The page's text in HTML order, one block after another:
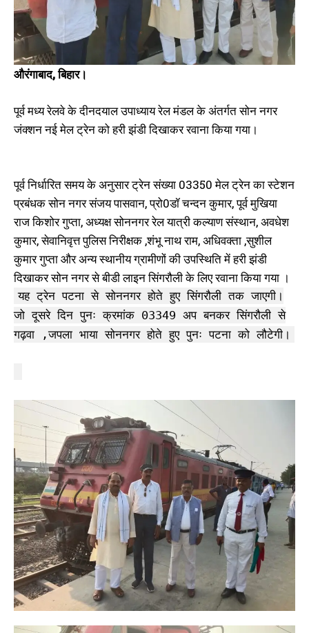
भारत ट्रेन की सौगात, सांसद और
विधायक ने हरि झंडी दिखाकर किया
रवाना
September 23, 2024
In "औरंगाबाद"
शुरू तो सांसद और विधायक करेंगे
आंदोलन
September 24, 2024
In "औरंगाबाद"
आरोप
February 12, 2023
In "औरंगाबाद"
औरंगाबाद, बिहार।
पूर्व मध्य रेलवे के दीनदयाल उपाध्याय रेल मंडल के अंतर्गत सोन नगर
जंक्शन नई मेल ट्रेन को हरी झंडी दिखाकर रवाना किया गया।
पूर्व निर्धारित समय के अनुसार ट्रेन संख्या 03350 मेल ट्रेन का स्टेशन
प्रबंधक सोन नगर संजय पासवान, प्रो0डॉ चन्दन कुमार, पूर्व मुखिया
राज किशोर गुप्ता, अध्यक्ष सोननगर रेल यात्री कल्याण संस्थान, अवधेश
कुमार, सेवानिवृत्त पुलिस निरीक्षक ,शंभू नाथ राम, अधिवक्ता ,सुशील
कुमार गुप्ता और अन्य स्थानीय ग्रामीणों की उपस्थिति में हरी झंडी
दिखाकर सोन नगर से बीडी लाइन सिंगरौली के लिए रवाना किया गया ।
यह ट्रेन पटना से सोननगर होते हुए सिंगरौली तक जाएगी।
जो दूसरे दिन पुनः क्रमांक 03349 अप बनकर सिंगरौली से
गढ़वा ,जपला भाया सोननगर होते हुए पुनः पटना को लौटेगी।